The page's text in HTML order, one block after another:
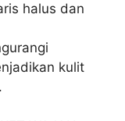
halus dan
kulit